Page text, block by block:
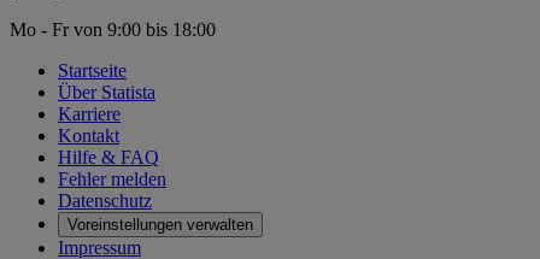
Mo - Fr von 9:00 bis 18:00
Startseite
Über Statista
Karriere
Kontakt
Hilfe & FAQ
Fehler melden
Datenschutz
Voreinstellungen verwalten
Impressum